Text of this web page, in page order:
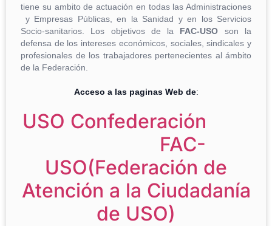
tiene su ambito de actuación en todas las Administraciones
y Empresas Públicas, en la Sanidad y en los Servicios
Socio-sanitarios. Los objetivos de la FAC-USO son la
defensa de los intereses económicos, sociales, sindicales y
profesionales de los trabajadores pertenecientes al ámbito
de la Federación.
Acceso a las paginas Web de:
USO Confederación
FAC-
USO(Federación de
Atención a la Ciudadanía
de USO)